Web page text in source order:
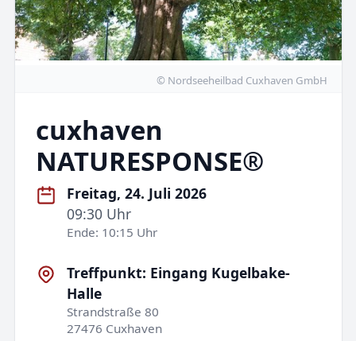
© Nordseeheilbad Cuxhaven GmbH
cuxhaven
NATURESPONSE®
Freitag, 24. Juli 2026
09:30 Uhr
Ende: 10:15 Uhr
Treffpunkt: Eingang Kugelbake-
Halle
Strandstraße 80
27476 Cuxhaven